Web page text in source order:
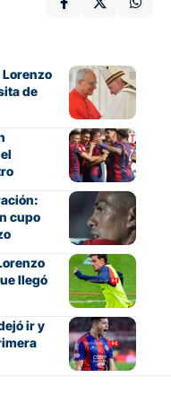
Lorenzo
de
cupo
llegó
ir y